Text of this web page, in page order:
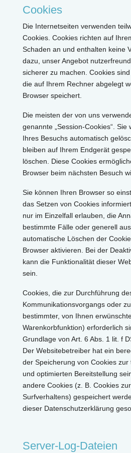
Cookies
Die Internetseiten verwenden
Cookies. Cookies richten auf
Schaden an und enthalten keine
dazu, unser Angebot
sicherer zu machen. Cookies
die auf Ihrem Rechner abgelegt
Browser speichert.
Die meisten der von uns
genannte „Session-Cookies“. Sie
Ihres Besuchs automatisch
bleiben auf Ihrem Endgerät
löschen. Diese Cookies
Browser beim nächsten Besuch
Sie können Ihren Browser so
das Setzen von Cookies
nur im Einzelfall erlauben, die
bestimmte Fälle oder generell
automatische Löschen der
Browser aktivieren. Bei der
kann die Funktionalität dieser
sein.
Cookies, die zur Durchführung
Kommunikationsvorgangs oder
bestimmter, von Ihnen
Warenkorbfunktion) erforderlich
Grundlage von Art. 6 Abs. 1 lit. f
Der Websitebetreiber hat ein
der Speicherung von Cookies
und optimierten Bereitstellung
andere Cookies (z. B. Cookies
Surfverhaltens) gespeichert
dieser Datenschutzerklärung
Server-Log-Dateien